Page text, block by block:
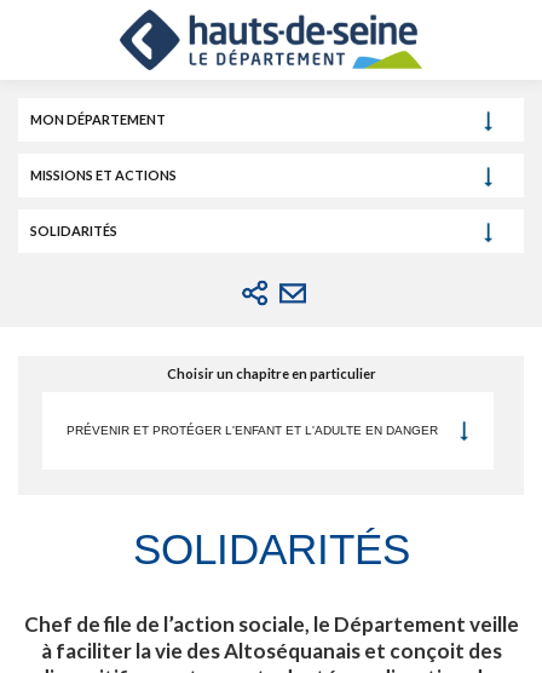
recherche
MON DÉPARTEMENT
MISSIONS ET ACTIONS
SOLIDARITÉS
Choisir un chapitre en particulier
PRÉVENIR ET PROTÉGER L'ENFANT ET L'ADULTE EN DANGER
SOLIDARITÉS
Chef de file de l’action sociale, le Département veille
à faciliter la vie des Altoséquanais et conçoit des
Cookies et traceurs utilisés sur ce site.